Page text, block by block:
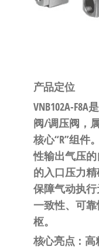
产品定位
VNB102A-F8A
阀/调压阀 ，
核心“R”组件
性输出气压
的入口压力
保障气动执
一致性、可
枢。
核心亮点：